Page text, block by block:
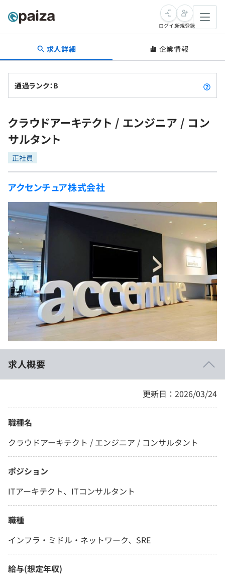
転職・キャリア
転職成功ガイド
転職エージェント
インタビュー
転職成功ガイド
新卒就活
求人検索
本選考
インターン
新卒エージェント
イベント・セミナー
インタビュー
就活成功ガイド
学習
問題集
ナレッジ
リファレンス
プラン
個人向けプラン
契約内容・クーポン
プログラミング言語
評価結果一覧
再チャレンジ結果一覧
ゲーム・マンガ
Tech Team Journal
paiza times
note
paizaとは？
ログイン新規登録
求人詳細 企業情報
通過ランク：B
クラウドアーキテクト / エンジニア / コン
サルタント
正社員
アクセンチュア株式会社
求人概要
更新日：2026/03/24
職種名
クラウドアーキテクト / エンジニア / コンサルタント
ポジション
ITアーキテクト、ITコンサルタント
職種
インフラ・ミドル・ネットワーク、SRE
給与(想定年収)